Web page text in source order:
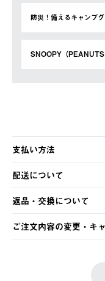
防災！備えるキャンプ
SNOOPY（
支払い方法
以下のいずれかの方法
・クレジットカード決済
・コンビニ決済
・Pay-easy決済
配送について
【発送スケジュール】
ご注文・ご入金完了よ
土日祝の発送はござい
の発送となる場合がご
返品・交換について
※お客様都合の場合
お客様都合の返品にか
ご注文内容の変更・キ
LOGOS FAMILY会員